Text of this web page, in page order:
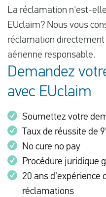
La réclamation n'est-
EUclaim? Nous vous
réclamation
aérienne responsable.
Demandez
avec EUclaim
Soumettez votre
Taux de réussite de
No cure no pay
Procédure juridique
20 ans d'expérience
réclamations